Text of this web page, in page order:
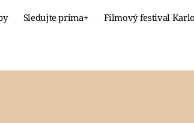
Sledujte prima+ Filmový festival